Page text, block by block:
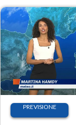
previsioni.
PREVISIONE